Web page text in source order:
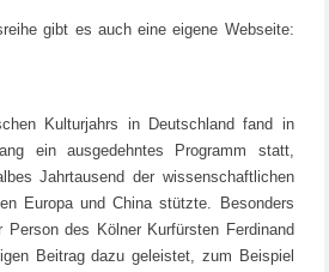
gibt es auch eine eigene Webseite:
Kulturjahrs in Deutschland fand in
ein ausgedehntes Programm statt,
Jahrtausend der wissenschaftlichen
Europa und China stützte. Besonders
des Kölner Kurfürsten Ferdinand
Beitrag dazu geleistet, zum Beispiel